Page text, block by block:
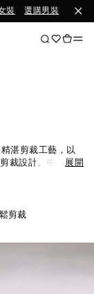
男裝
湛剪裁工藝，以
裁設計。中性色展開
剪裁